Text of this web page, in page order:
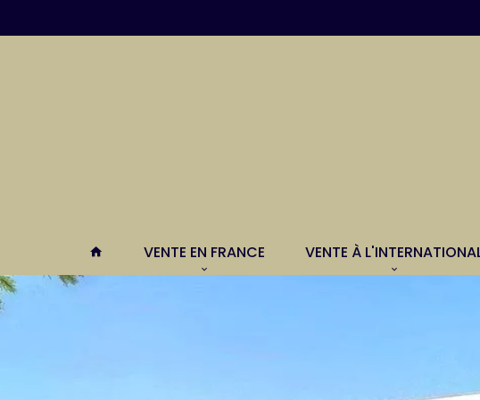
VENTE EN FRANCE VENTE À